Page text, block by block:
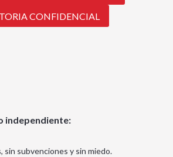
CONFIDENCIAL
independiente:
sin subvenciones y sin miedo.